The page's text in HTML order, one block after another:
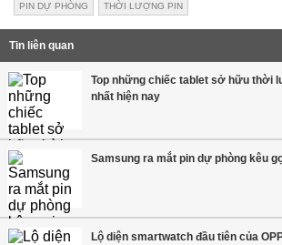
PIN DỰ PHÒNG THỜI LƯỢNG PIN
Tin liên quan
Top những chiếc tablet sở hữu thời
nhất hiện nay
Samsung ra mắt pin dự phòng kêu
Lộ diện smartwatch đầu tiên của